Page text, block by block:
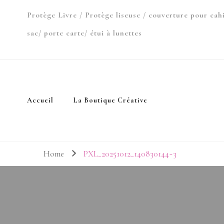
Protège Livre / Protège liseuse / couverture pour
sac/ porte carte/ étui à lunettes
Accueil La Boutique Créative
Home PXL_20251012_140830144~3